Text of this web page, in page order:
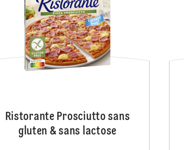
Ristorante Prosciutto sans
gluten & sans lactose